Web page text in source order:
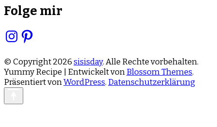
Folge mir
Instagram
Pinterest
© Copyright 2026sisisday. Alle Rechte vorbehalten.
Yummy Recipe | Entwickelt vonBlossom Themes.
Präsentiert vonWordPress. Datenschutzerklärung